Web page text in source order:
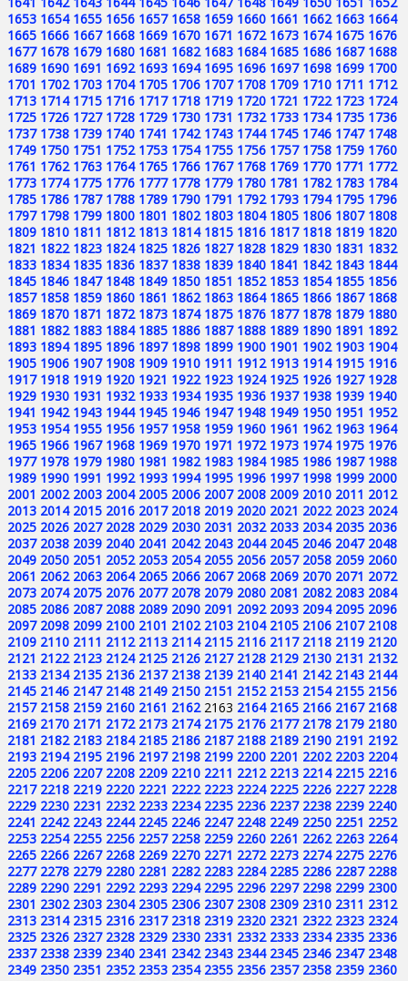
1653 1654 1655 1656 1657 1658 1659 1660 1661 1662 1663 1664
1665 1666 1667 1668 1669 1670 1671 1672 1673 1674 1675 1676
1677 1678 1679 1680 1681 1682 1683 1684 1685 1686 1687 1688
1689 1690 1691 1692 1693 1694 1695 1696 1697 1698 1699 1700
1701 1702 1703 1704 1705 1706 1707 1708 1709 1710 1711 1712
1713 1714 1715 1716 1717 1718 1719 1720 1721 1722 1723 1724
1725 1726 1727 1728 1729 1730 1731 1732 1733 1734 1735 1736
1737 1738 1739 1740 1741 1742 1743 1744 1745 1746 1747 1748
1749 1750 1751 1752 1753 1754 1755 1756 1757 1758 1759 1760
1761 1762 1763 1764 1765 1766 1767 1768 1769 1770 1771 1772
1773 1774 1775 1776 1777 1778 1779 1780 1781 1782 1783 1784
1785 1786 1787 1788 1789 1790 1791 1792 1793 1794 1795 1796
1797 1798 1799 1800 1801 1802 1803 1804 1805 1806 1807 1808
1809 1810 1811 1812 1813 1814 1815 1816 1817 1818 1819 1820
1821 1822 1823 1824 1825 1826 1827 1828 1829 1830 1831 1832
1833 1834 1835 1836 1837 1838 1839 1840 1841 1842 1843 1844
1845 1846 1847 1848 1849 1850 1851 1852 1853 1854 1855 1856
1857 1858 1859 1860 1861 1862 1863 1864 1865 1866 1867 1868
1869 1870 1871 1872 1873 1874 1875 1876 1877 1878 1879 1880
1881 1882 1883 1884 1885 1886 1887 1888 1889 1890 1891 1892
1893 1894 1895 1896 1897 1898 1899 1900 1901 1902 1903 1904
1905 1906 1907 1908 1909 1910 1911 1912 1913 1914 1915 1916
1917 1918 1919 1920 1921 1922 1923 1924 1925 1926 1927 1928
1929 1930 1931 1932 1933 1934 1935 1936 1937 1938 1939 1940
1941 1942 1943 1944 1945 1946 1947 1948 1949 1950 1951 1952
1953 1954 1955 1956 1957 1958 1959 1960 1961 1962 1963 1964
1965 1966 1967 1968 1969 1970 1971 1972 1973 1974 1975 1976
1977 1978 1979 1980 1981 1982 1983 1984 1985 1986 1987 1988
1989 1990 1991 1992 1993 1994 1995 1996 1997 1998 1999 2000
2001 2002 2003 2004 2005 2006 2007 2008 2009 2010 2011 2012
2013 2014 2015 2016 2017 2018 2019 2020 2021 2022 2023 2024
2025 2026 2027 2028 2029 2030 2031 2032 2033 2034 2035 2036
2037 2038 2039 2040 2041 2042 2043 2044 2045 2046 2047 2048
2049 2050 2051 2052 2053 2054 2055 2056 2057 2058 2059 2060
2061 2062 2063 2064 2065 2066 2067 2068 2069 2070 2071 2072
2073 2074 2075 2076 2077 2078 2079 2080 2081 2082 2083 2084
2085 2086 2087 2088 2089 2090 2091 2092 2093 2094 2095 2096
2097 2098 2099 2100 2101 2102 2103 2104 2105 2106 2107 2108
2109 2110 2111 2112 2113 2114 2115 2116 2117 2118 2119 2120
2121 2122 2123 2124 2125 2126 2127 2128 2129 2130 2131 2132
2133 2134 2135 2136 2137 2138 2139 2140 2141 2142 2143 2144
2145 2146 2147 2148 2149 2150 2151 2152 2153 2154 2155 2156
2157 2158 2159 2160 2161 2162 2163 2164 2165 2166 2167 2168
2169 2170 2171 2172 2173 2174 2175 2176 2177 2178 2179 2180
2181 2182 2183 2184 2185 2186 2187 2188 2189 2190 2191 2192
2193 2194 2195 2196 2197 2198 2199 2200 2201 2202 2203 2204
2205 2206 2207 2208 2209 2210 2211 2212 2213 2214 2215 2216
2217 2218 2219 2220 2221 2222 2223 2224 2225 2226 2227 2228
2229 2230 2231 2232 2233 2234 2235 2236 2237 2238 2239 2240
2241 2242 2243 2244 2245 2246 2247 2248 2249 2250 2251 2252
2253 2254 2255 2256 2257 2258 2259 2260 2261 2262 2263 2264
2265 2266 2267 2268 2269 2270 2271 2272 2273 2274 2275 2276
2277 2278 2279 2280 2281 2282 2283 2284 2285 2286 2287 2288
2289 2290 2291 2292 2293 2294 2295 2296 2297 2298 2299 2300
2301 2302 2303 2304 2305 2306 2307 2308 2309 2310 2311 2312
2313 2314 2315 2316 2317 2318 2319 2320 2321 2322 2323 2324
2325 2326 2327 2328 2329 2330 2331 2332 2333 2334 2335 2336
2337 2338 2339 2340 2341 2342 2343 2344 2345 2346 2347 2348
2349 2350 2351 2352 2353 2354 2355 2356 2357 2358 2359 2360